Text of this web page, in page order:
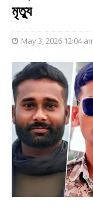
মৃত্যু
May 3, 2026 12:04